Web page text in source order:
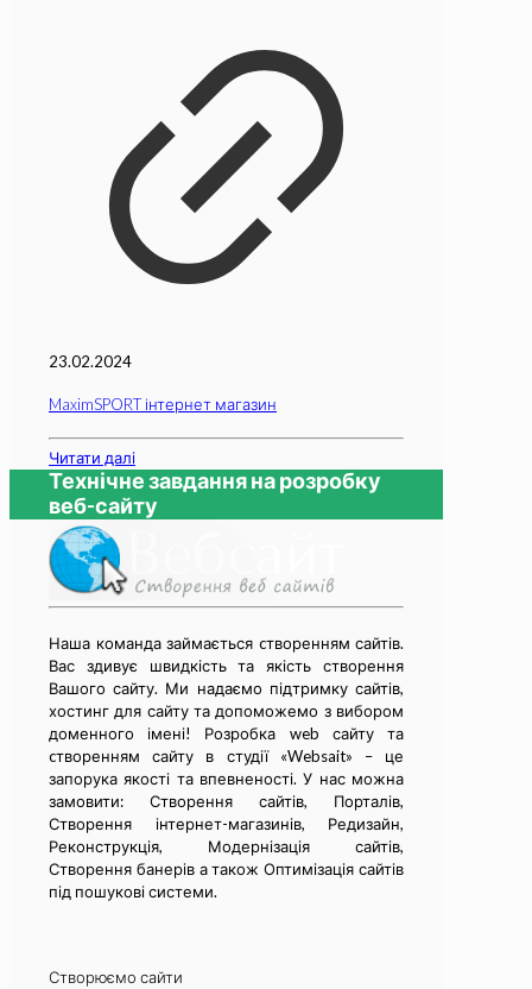
23.02.2024
MaximSPORT інтернет магазин
Читати далі
Технічне завдання на розробку
веб-сайту
Наша команда займається cтворенням сайтів.
Вас здивує швидкість та якість створення
Вашого сайту. Ми надаємо підтримку сайтів,
хостинг для сайту та допоможемо з вибором
доменного імені! Розробка web сайту та
cтворенням сайту в студії «Websait» – це
запорука якості та впевненості. У нас можна
замовити: Створення сайтів, Порталів,
Створення інтернет-магазинів, Редизайн,
Реконструкція, Модернізація сайтів,
Створення банерів а також Оптимізація сайтів
під пошукові системи.
Створюємо сайти